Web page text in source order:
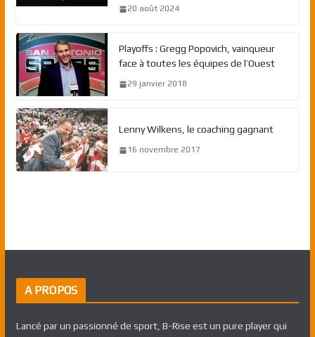
20 août 2024
Playoffs : Gregg Popovich, vainqueur
face à toutes les équipes de l’Ouest
29 janvier 2018
Lenny Wilkens, le coaching gagnant
16 novembre 2017
A PROPOS
Lancé par un passionné de sport, B-Rise est un pure player qui